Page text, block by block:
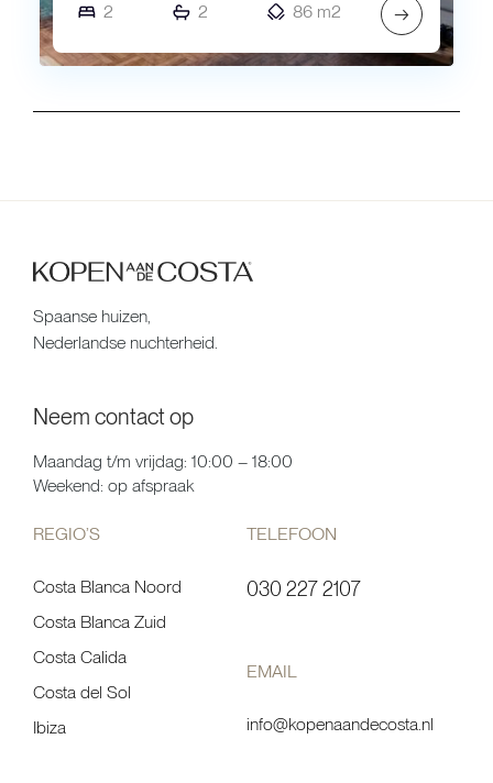
2
2 86 m2 →
Spaanse huizen,
Nederlandse nuchterheid.
Neem contact op
Maandag t/m vrijdag: 10:00 – 18:00
Weekend: op afspraak
REGIO’S
Costa Blanca Noord
Costa Blanca Zuid
Costa Calida
Costa del Sol
Ibiza
TELEFOON
030 227 2107
EMAIL
info@kopenaandecosta.nl